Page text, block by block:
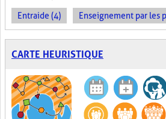
Entraide (4) Enseignement par les
CARTE HEURISTIQUE